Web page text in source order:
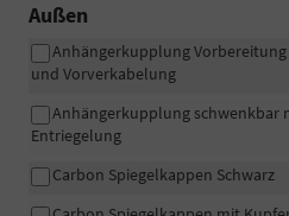
Außen
Anhängerkupplung
und Vorverkabelung
Anhängerkupplung schwenkbar
Entriegelung
Carbon Spiegelkappen Schwarz